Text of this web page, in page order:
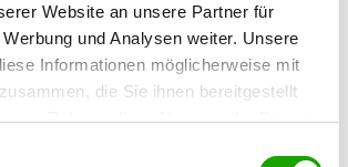
Website an unsere Partner für
und Analysen weiter. Unsere
Informationen möglicherweise mit
die Sie ihnen bereitgestellt
im Rahmen Ihrer Nutzung der Dienste
Schutzdienst,
Mantrailing